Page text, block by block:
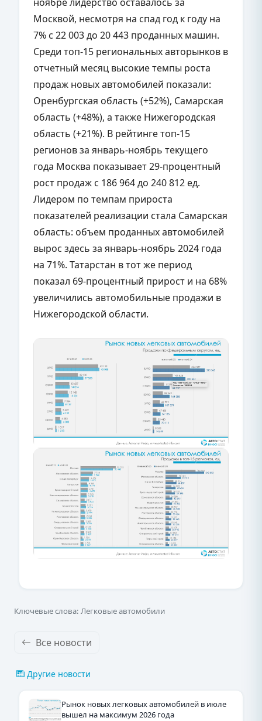
Москвой, несмотря на спад год к году на
7% с 22 003 до 20 443 проданных машин.
Среди топ-15 региональных авторынков в
отчетный месяц высокие темпы роста
продаж новых автомобилей показали:
Оренбургская область (+52%), Самарская
область (+48%), а также Нижегородская
область (+21%). В рейтинге топ-15
регионов за январь-ноябрь текущего
года Москва показывает 29-процентный
рост продаж с 186 964 до 240 812 ед.
Лидером по темпам прироста
показателей реализации стала Самарская
область: объем проданных автомобилей
вырос здесь за январь-ноябрь 2024 года
на 71%. Татарстан в тот же период
показал 69-процентный прирост и на 68%
увеличились автомобильные продажи в
Нижегородской области.
Ключевые слова: Легковые автомобили
Все новости
Другие новости
Рынок новых легковых автомобилей в июле
вышел на максимум 2026 года